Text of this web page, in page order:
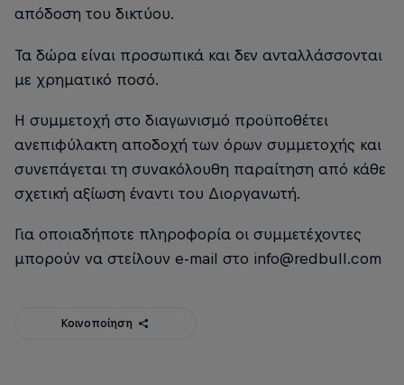
απόδοση του δικτύου.
Τα δώρα είναι προσωπικά και δεν ανταλλάσσονται
με χρηματικό ποσό.
Η συμμετοχή στο διαγωνισμό προϋποθέτει
ανεπιφύλακτη αποδοχή των όρων συμμετοχής και
συνεπάγεται τη συνακόλουθη παραίτηση από κάθε
σχετική αξίωση έναντι του Διοργανωτή.
Για οποιαδήποτε πληροφορία οι συμμετέχοντες
μπορούν να στείλουν e-mail στο info@redbull.com
Κοινοποίηση